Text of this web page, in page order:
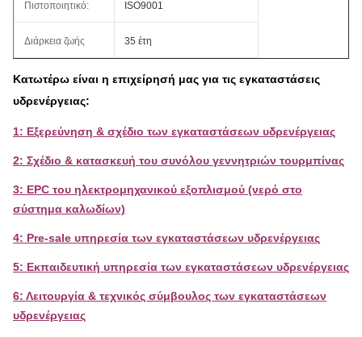
Πιστοποιητικό: ISO9001
Διάρκεια ζωής 35 έτη
Κατωτέρω είναι η επιχείρησή μας για τις εγκαταστάσεις
υδρενέργειας:
1: Εξερεύνηση & σχέδιο των εγκαταστάσεων υδρενέργειας
2: Σχέδιο & κατασκευή του συνόλου γεννητριών τουρμπίνας
3: EPC του ηλεκτρομηχανικού εξοπλισμού (νερό στο
σύστημα καλωδίων)
4: Pre-sale υπηρεσία των εγκαταστάσεων υδρενέργειας
5: Εκπαιδευτική υπηρεσία των εγκαταστάσεων υδρενέργειας
6: Λειτουργία & τεχνικός σύμβουλος των εγκαταστάσεων
υδρενέργειας